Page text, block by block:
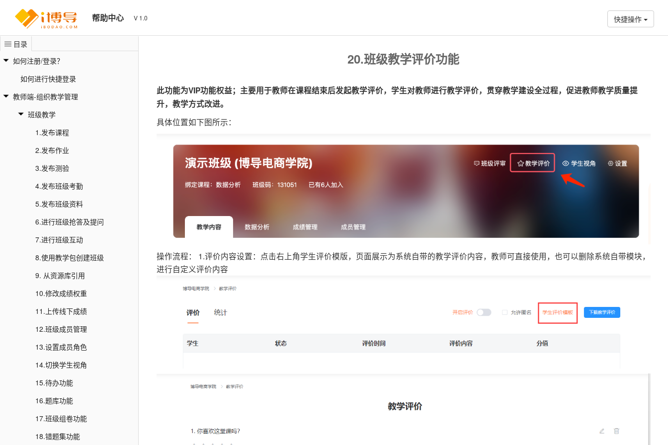
帮助中心 V 1.0 快捷操作
目录
如何注册/登录？
如何进行快捷登录
教师端-组织教学管理
班级教学
1.发布课程
2.发布作业
3.发布测验
4.发布班级考勤
5.发布班级资料
6.进行班级抢答及提问
7.进行班级互动
8.使用教学包创建班级
9. 从资源库引用
10.修改成绩权重
11.上传线下成绩
12.班级成员管理
13.设置成员角色
14.切换学生视角
15.待办功能
16.题库功能
17.班级组卷功能
18.错题集功能
20.班级教学评价功能
此功能为VIP功能权益；主要用于教师在课程结束后发起教学评价，学生对教师进行教学评价，贯穿教学建设全过程，促进教师教学质量提
升，教学方式改进。
具体位置如下图所示：
操作流程： 1.评价内容设置：点击右上角学生评价模版，页面展示为系统自带的教学评价内容，教师可直接使用，也可以删除系统自带模块，
进行自定义评价内容